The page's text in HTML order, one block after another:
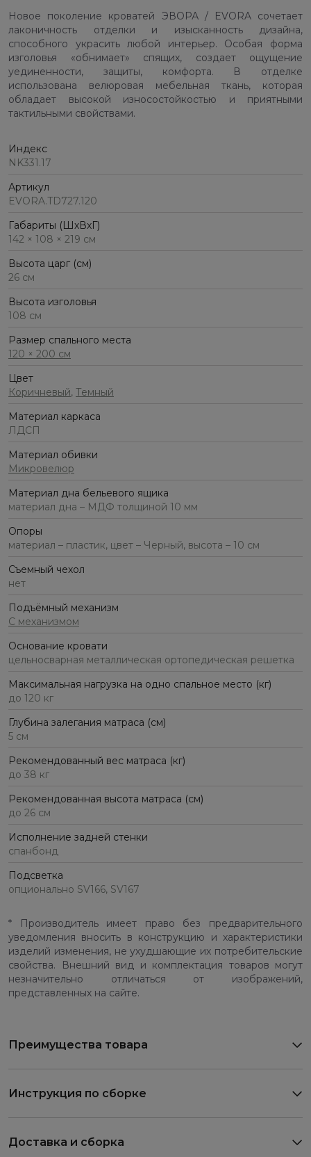
Новое поколение кроватей ЭВОРА / EVORA сочетает
лаконичность отделки и изысканность дизайна,
способного украсить любой интерьер. Особая форма
изголовья «обнимает» спящих, создает ощущение
уединенности, защиты, комфорта. В отделке
использована велюровая мебельная ткань, которая
обладает высокой износостойкостью и приятными
тактильными свойствами.
Индекс
NK331.17
Артикул
EVORA.TD727.120
Габариты (ШхВхГ)
142 × 108 × 219 см
Высота царг (см)
26 см
Высота изголовья
108 см
Размер спального места
120 × 200 см
Цвет
Коричневый, Темный
Материал каркаса
ЛДСП
Материал обивки
Микровелюр
Материал дна бельевого ящика
материал дна – МДФ толщиной 10 мм
Опоры
материал – пластик, цвет – Черный, высота – 10 см
Съемный чехол
нет
Подъёмный механизм
С механизмом
Основание кровати
цельносварная металлическая ортопедическая решетка
Максимальная нагрузка на одно спальное место (кг)
до 120 кг
Глубина залегания матраса (см)
5 см
Рекомендованный вес матраса (кг)
до 38 кг
Рекомендованная высота матраса (см)
до 26 см
Исполнение задней стенки
спанбонд
Подсветка
опционально SV166, SV167
* Производитель имеет право без предварительного
уведомления вносить в конструкцию и характеристики
изделий изменения, не ухудшающие их потребительские
свойства. Внешний вид и комплектация товаров могут
незначительно отличаться от изображений,
представленных на сайте.
Преимущества товара
Инструкция по сборке
Доставка и сборка